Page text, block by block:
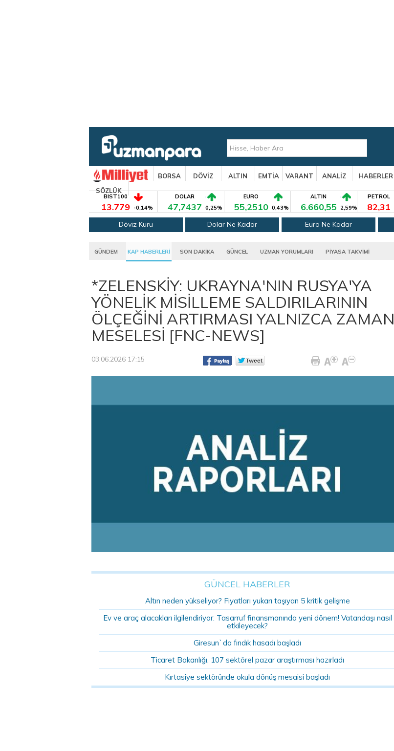
BORSA DÖVİZ ALTIN EMTİA VARANT ANALİZ HABERLER
SÖZLÜK
BIST100
13.779 -0,14%
DOLAR
47,7437 0,25%
EURO
55,2510 0,43%
ALTIN
6.660,55 2,59%
PETROL
82,31
Döviz Kuru Dolar Ne Kadar Euro Ne Kadar
GÜNDEM KAP HABERLERİ SON DAKİKA GÜNCEL UZMAN YORUMLARI PİYASA TAKVİMİ
*ZELENSKİY: UKRAYNA'NIN RUSYA'YA
YÖNELİK MİSİLLEME SALDIRILARININ
ÖLÇEĞİNİ ARTIRMASI YALNIZCA ZAMAN
MESELESİ [FNC-NEWS]
03.06.2026 17:15
GÜNCEL HABERLER
Altın neden yükseliyor? Fiyatları yukarı taşıyan 5 kritik gelişme
Ev ve araç alacakları ilgilendiriyor: Tasarruf finansmanında yeni dönem! Vatandaşı nasıl
etkileyecek?
Giresun`da fındık hasadı başladı
Ticaret Bakanlığı, 107 sektörel pazar araştırması hazırladı
Kırtasiye sektöründe okula dönüş mesaisi başladı